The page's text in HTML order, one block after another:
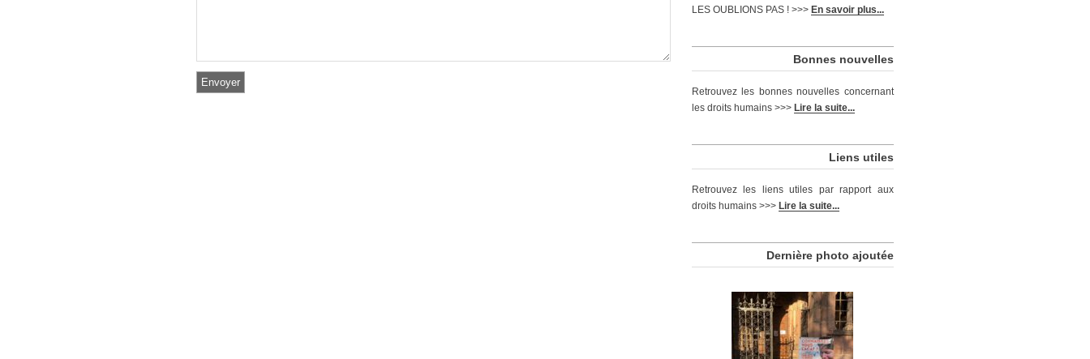
LES OUBLIONS PAS ! >>> En savoir plus...
Bonnes nouvelles
Retrouvez les bonnes nouvelles concernant
les droits humains >>> Lire la suite...
Liens utiles
Retrouvez les liens utiles par rapport aux
droits humains >>> Lire la suite...
Dernière photo ajoutée